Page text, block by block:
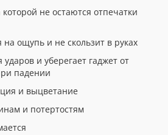
не остаются отпечатки
ощупь и не скользит в руках
и уберегает гаджет от
падении
и выцветание
и потертостям